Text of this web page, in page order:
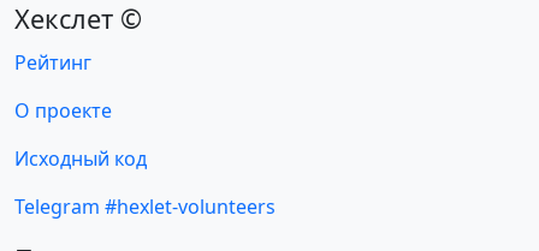
Хекслет ©
Рейтинг
О проекте
Исходный код
Telegram #hexlet-volunteers